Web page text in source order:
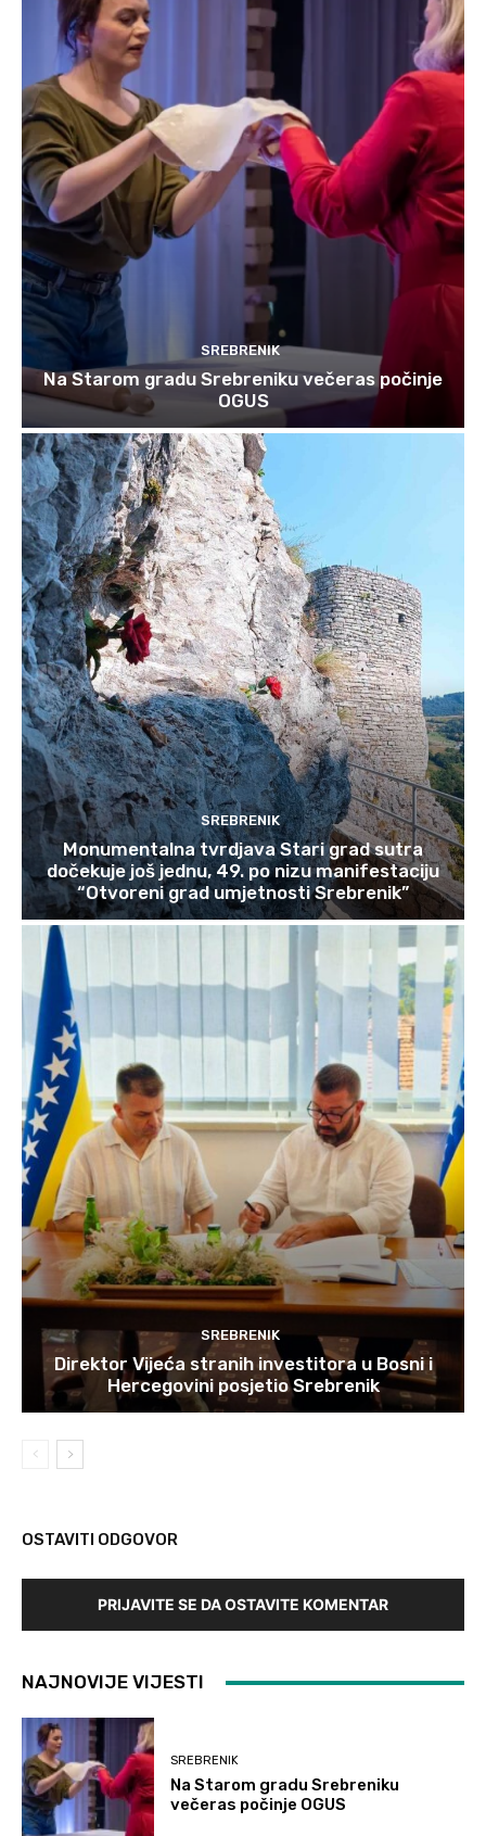
SREBRENIK
Na Starom gradu Srebreniku večeras počinje
OGUS
SREBRENIK
Monumentalna tvrdjava Stari grad sutra
dočekuje još jednu, 49. po nizu manifestaciju
“Otvoreni grad umjetnosti Srebrenik”
SREBRENIK
Direktor Vijeća stranih investitora u Bosni i
Hercegovini posjetio Srebrenik
OSTAVITI ODGOVOR
PRIJAVITE SE DA OSTAVITE KOMENTAR
NAJNOVIJE VIJESTI
SREBRENIK
Na Starom gradu Srebreniku
večeras počinje OGUS